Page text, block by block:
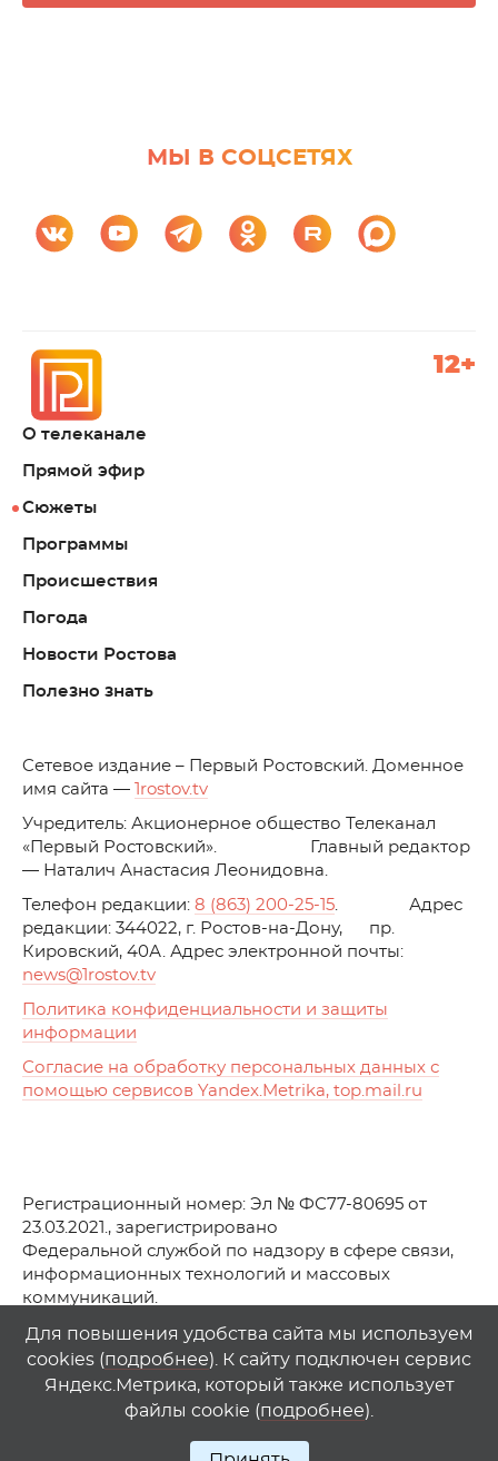
МЫ В СОЦСЕТЯХ
О телеканале
Прямой эфир
Сюжеты
Программы
Происшествия
Погода
Новости Ростова
Полезно знать
12+
Cетевое издание – Первый Ростовский. Доменное
имя сайта —
1rostov.tv
Учредитель: Акционерное общество Телеканал
«Первый Ростовский». Главный редактор
— Наталич Анастасия Леонидовна.
Телефон редакции: 8 (863) 200-25-15. Адрес
редакции: 344022, г. Ростов-на-Дону, пр.
Кировский, 40А. Адрес электронной почты:
news@1rostov.tv
Политика конфиденциальности и защиты
информации
Согласие на обработку персональных данных с
помощью сервисов Yandex.Metrika, top.mail.ru
Регистрационный номер: Эл № ФС77-80695 от
23.03.2021., зарегистрировано
Федеральной службой по надзору в сфере связи,
информационных технологий и массовых
коммуникаций.
© АО Телеканал «Первый Ростовский» (2021-2025)
Любое использование материалов сайта возможно
только при указании гиперссылки на1rostov.tv
Для повышения удобства сайта мы используем
cookies (подробнее). К сайту подключен сервис
Яндекс.Метрика, который также использует
файлы cookie (подробнее).